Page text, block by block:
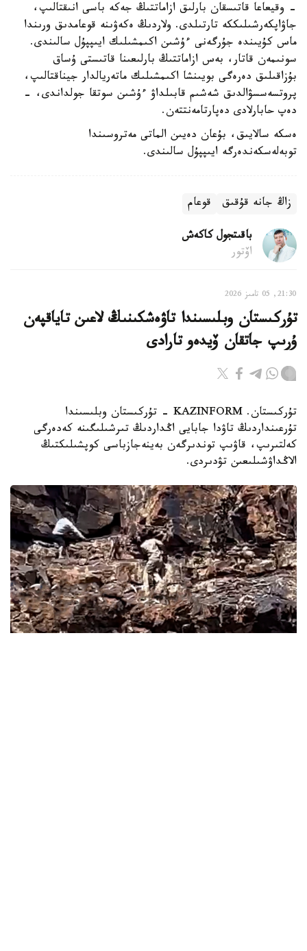
- وقيعاعا قاتىسقان بارلىق ازاماتتىڭ جەكە باسى انىقتالىپ،
جاۋاپكەرشىلىككە تارتىلدى. ولاردىڭ ەكەۋىنە قوعامدىق ورىندا
ماس كۇيىندە جۇرگەنى ءۇشىن اكىمشىلىك ايىپپۇل سالىندى.
سونىمەن قاتار، بەس ازاماتتىڭ بارلىعىنا قاتىستى ۇساق
بۇزاقىلىق دەرەگى بويىنشا اكىمشىلىك ماتەريالدار جيناقتالىپ،
پروتسەسسۋالدىق شەشىم قابىلداۋ ءۇشىن سوتقا جولداندى، -
دەپ حابارلادى دەپارتامەنتتەن.
ەسكە سالايىق، بۇعان دەيىن الماتى مەتروسىندا
توبەلەسكەندەرگە ايىپپۇل سالىندى.
زاڭ جانە قۇقىق قوعام
باقىتجول كاكەش
اۆتور
21:30, 05 تامىز 2026
تۇركىستان وبلىسىندا تاۋەشكىنىڭ لاعىن تاياقپەن
ۇرىپ جاتقان ۆيدەو تارادى
تۇركىستان. KAZINFORM - تۇركىستان وبلىسىندا
تۇرعىنداردىڭ تاۋدا جابايى اڭداردىڭ تىرشىلىگىنە كەدەرگى
كەلتىرىپ، قاۋىپ توندىرگەن بەينەجازباسى كوپشىلىكتىڭ
الاڭداۋشىلىعىن تۋدىردى.